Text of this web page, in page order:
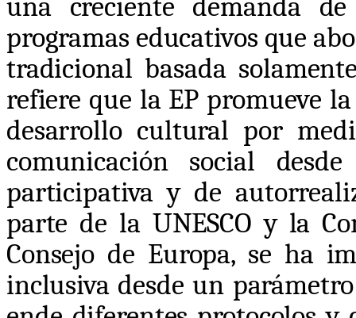
una creciente demanda
programas educativos que
tradicional basada
refiere que la EP promueve
desarrollo cultural por
comunicación social
participativa y de
parte de la UNESCO y la
Consejo de Europa, se ha
inclusiva desde un